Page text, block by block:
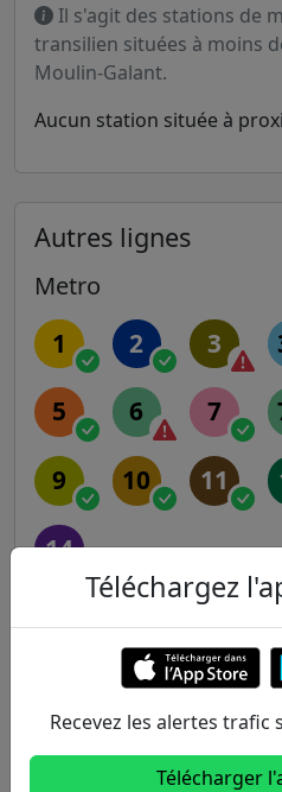
Il s'agit des stations de
transilien situées à moins
Moulin-Galant.
Aucun station située à
Autres lignes
Metro
1 2 3
5 6 7
9 10 11
14
RER
B C
Transilien
Téléchargez
Recevez les alertes
Télécharger